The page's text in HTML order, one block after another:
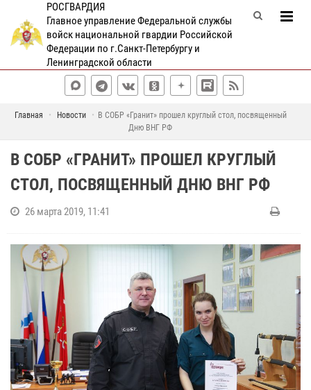
РОСГВАРДИЯ
Главное управление Федеральной службы
войск национальной гвардии Российской
Федерации по г.Санкт-Петербургу и
Ленинградской области
Главная Новости
В СОБР «Гранит» прошел круглый стол, посвященный
Дню ВНГ РФ
В СОБР «ГРАНИТ» ПРОШЕЛ КРУГЛЫЙ
СТОЛ, ПОСВЯЩЕННЫЙ ДНЮ ВНГ РФ
26 марта 2019, 11:41